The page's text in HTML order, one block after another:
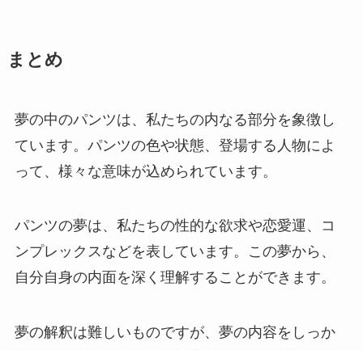
まとめ
夢の中のパンツは、私たちの内なる部分を象徴し
ています。パンツの色や状態、登場する人物によ
って、様々な意味が込められています。
パンツの夢は、私たちの性的な欲求や恋愛運、コ
ンプレックスなどを表しています。この夢から、
自分自身の内面を深く理解することができます。
夢の解釈は難しいものですが、夢の内容をしっか